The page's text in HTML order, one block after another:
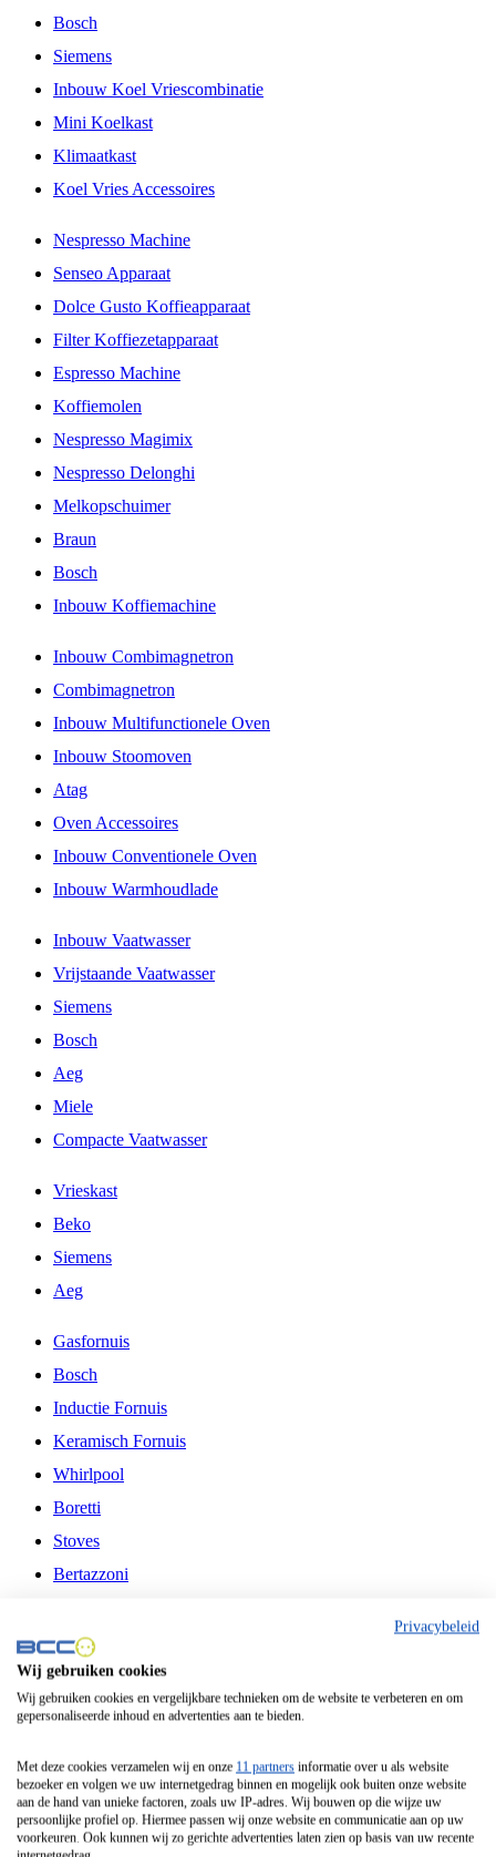
Bosch
Siemens
Inbouw Koel Vriescombinatie
Mini Koelkast
Klimaatkast
Koel Vries Accessoires
Nespresso Machine
Senseo Apparaat
Dolce Gusto Koffieapparaat
Filter Koffiezetapparaat
Espresso Machine
Koffiemolen
Nespresso Magimix
Nespresso Delonghi
Melkopschuimer
Braun
Bosch
Inbouw Koffiemachine
Inbouw Combimagnetron
Combimagnetron
Inbouw Multifunctionele Oven
Inbouw Stoomoven
Atag
Oven Accessoires
Inbouw Conventionele Oven
Inbouw Warmhoudlade
Inbouw Vaatwasser
Vrijstaande Vaatwasser
Siemens
Bosch
Aeg
Miele
Compacte Vaatwasser
Vrieskast
Beko
Siemens
Aeg
Gasfornuis
Bosch
Inductie Fornuis
Keramisch Fornuis
Whirlpool
Boretti
Stoves
Bertazzoni
Fitelli
Airfryer
Frituurpan
Contactgrill
Broodbakmachine
Broodrooster
Privacybeleid
Wij gebruiken cookies
Wij gebruiken cookies en vergelijkbare technieken om de website te verbeteren en om
gepersonaliseerde inhoud en advertenties aan te bieden.
Met deze cookies verzamelen wij en onze 11 partners informatie over u als website
bezoeker en volgen we uw internetgedrag binnen en mogelijk ook buiten onze website
aan de hand van unieke factoren, zoals uw IP-adres. Wij bouwen op die wijze uw
persoonlijke profiel op. Hiermee passen wij onze website en communicatie aan op uw
voorkeuren. Ook kunnen wij zo gerichte advertenties laten zien op basis van uw recente